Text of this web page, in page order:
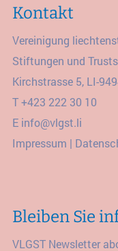
Kontakt
Vereinigung
Stiftungen und Trusts
Kirchstrasse 5, LI-
T+423 222 30 10
E info@vlgst.li
Impressum |
Bleiben Sie
VLGST Newsletter